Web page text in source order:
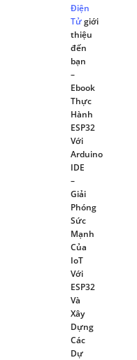
Điện
Tửgiới
thiệu
đến
bạn
–
Ebook
Thực
Hành
ESP32
Với
Arduino
IDE
–
Giải
Phóng
Sức
Mạnh
Của
IoT
Với
ESP32
Và
Xây
Dựng
Các
Dự